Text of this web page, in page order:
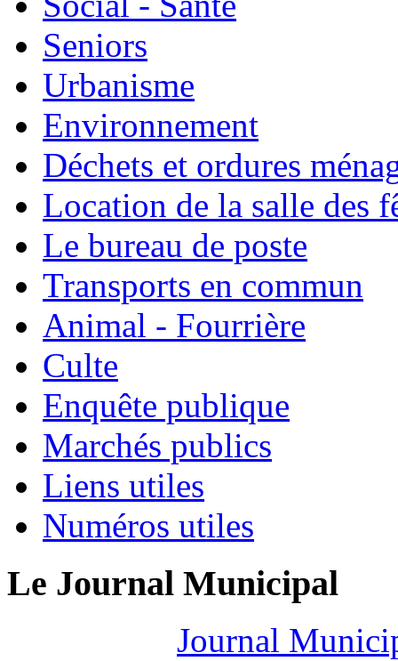
Seniors
Urbanisme
Environnement
Déchets et ordures
Location de la salle des
Le bureau de poste
Transports en commun
Animal - Fourrière
Culte
Enquête publique
Marchés publics
Liens utiles
Numéros utiles
Le Journal Municipal
Journal